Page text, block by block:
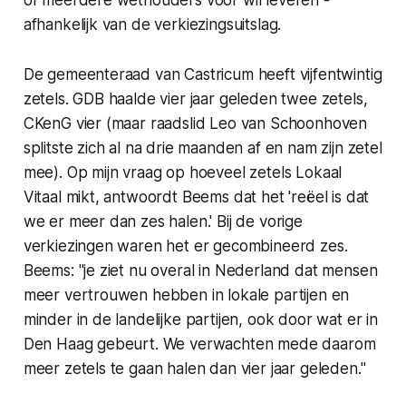
afhankelijk van de verkiezingsuitslag.
De gemeenteraad van Castricum heeft vijfentwintig
zetels. GDB haalde vier jaar geleden twee zetels,
CKenG vier (maar raadslid Leo van Schoonhoven
splitste zich al na drie maanden af en nam zijn zetel
mee). Op mijn vraag op hoeveel zetels Lokaal
Vitaal mikt, antwoordt Beems dat het 'reëel is dat
we er meer dan zes halen.' Bij de vorige
verkiezingen waren het er gecombineerd zes.
Beems: "je ziet nu overal in Nederland dat mensen
meer vertrouwen hebben in lokale partijen en
minder in de landelijke partijen, ook door wat er in
Den Haag gebeurt. We verwachten mede daarom
meer zetels te gaan halen dan vier jaar geleden."